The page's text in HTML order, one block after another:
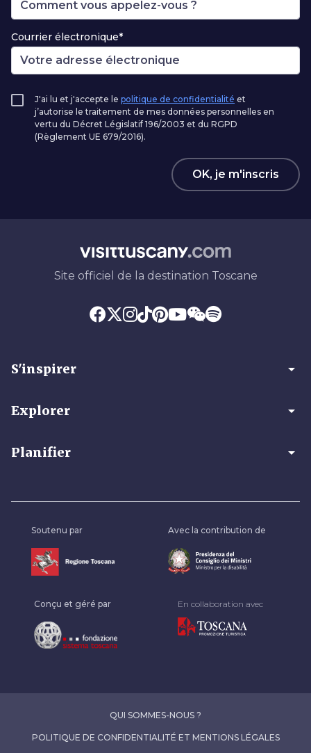
Courrier électronique*
J'ai lu et j'accepte le politique de confidentialité et
j’autorise le traitement de mes données personnelles en
vertu du Décret Législatif 196/2003 et du RGPD
(Règlement UE 679/2016).
OK, je m'inscris
Site officiel de la destination Toscane
S'inspirer arrow_drop_down
Explorer arrow_drop_down
Planifier arrow_drop_down
Soutenu par Avec la contribution de
Conçu et géré par En collaboration avec
QUI SOMMES-NOUS ?
POLITIQUE DE CONFIDENTIALITÉ ET MENTIONS LÉGALES